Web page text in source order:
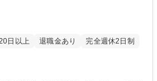
日以上 退職金あり
完全週休2日制